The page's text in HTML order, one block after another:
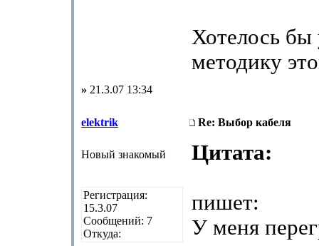
Хотелось бы
методику
» 21.3.07 13:34
elektrik Re: Выбор кабеля
Новый знакомый
Регистрация:
15.3.07
Сообщений: 7
Откуда:
Цитата:
пишет:
У меня